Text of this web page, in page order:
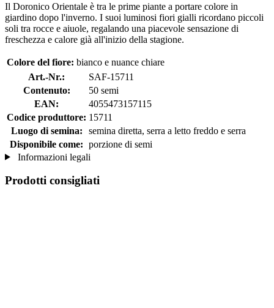
Il Doronico Orientale è tra le prime piante a portare colore in
giardino dopo l'inverno. I suoi luminosi fiori gialli ricordano piccoli
soli tra rocce e aiuole, regalando una piacevole sensazione di
freschezza e calore già all'inizio della stagione.
Colore del fiore: bianco e nuance chiare
Art.-Nr.:
SAF-15711
Contenuto:
50 semi
EAN:
4055473157115
Codice produttore: 15711
Luogo di semina:
semina diretta, serra a letto freddo e serra
Disponibile come: porzione di semi
Informazioni legali
Prodotti consigliati